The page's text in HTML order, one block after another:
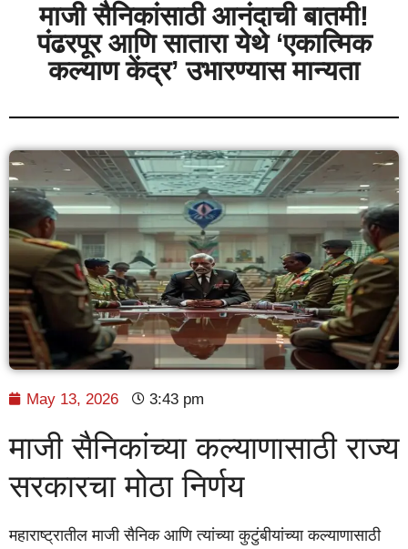
माजी सैनिकांसाठी आनंदाची बातमी!
पंढरपूर आणि सातारा येथे ‘एकात्मिक
कल्याण केंद्र’ उभारण्यास मान्यता
May 13, 2026 3:43 pm
माजी सैनिकांच्या कल्याणासाठी राज्य
सरकारचा मोठा निर्णय
महाराष्ट्रातील माजी सैनिक आणि त्यांच्या कुटुंबीयांच्या कल्याणासाठी